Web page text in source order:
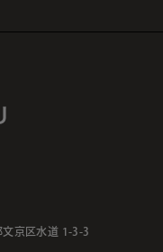
京区水道 1-3-3